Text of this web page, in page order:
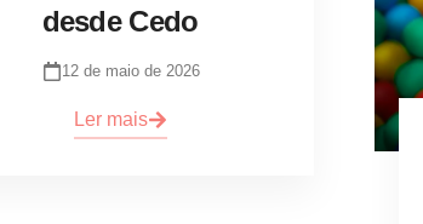
desde Cedo
12 de maio de 2026
Ler mais